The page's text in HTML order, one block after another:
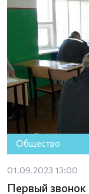
Общество
01.09.2023 13:00
Первый звонок